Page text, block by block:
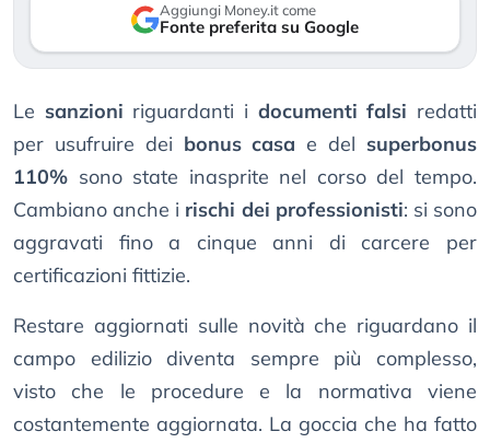
Aggiungi Money.it come
Fonte preferita su Google
Le sanzioni riguardanti i documenti falsi redatti
per usufruire dei bonus casa e del superbonus
110% sono state inasprite nel corso del tempo.
Cambiano anche i rischi dei professionisti: si sono
aggravati fino a cinque anni di carcere per
certificazioni fittizie.
Restare aggiornati sulle novità che riguardano il
campo edilizio diventa sempre più complesso,
visto che le procedure e la normativa viene
costantemente aggiornata. La goccia che ha fatto